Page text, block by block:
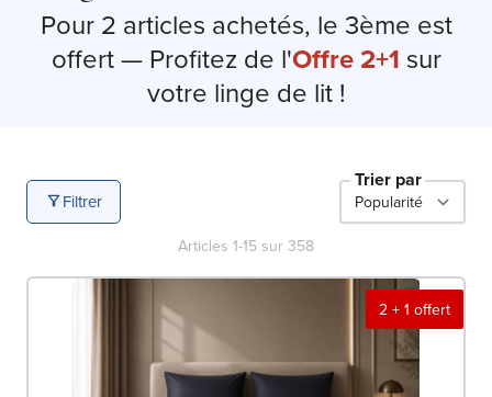
Pour 2 articles achetés, le 3ème est
offert — Profitez de l'Offre 2+1 sur
votre linge de lit !
Filtrer
Trier par
Articles 1-15 sur 358
2 + 1 offert